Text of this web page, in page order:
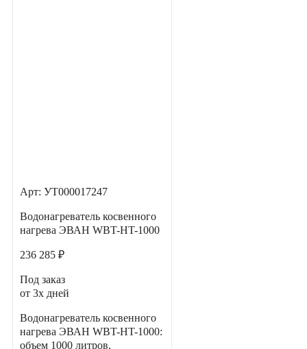
Арт: УТ000017247
Водонагреватель косвенного
нагрева ЭВАН WBT-HT-1000
236 285 ₽
Под заказ
от 3х дней
Водонагреватель косвенного
нагрева ЭВАН WBT-HT-1000:
объем 1000 литров,